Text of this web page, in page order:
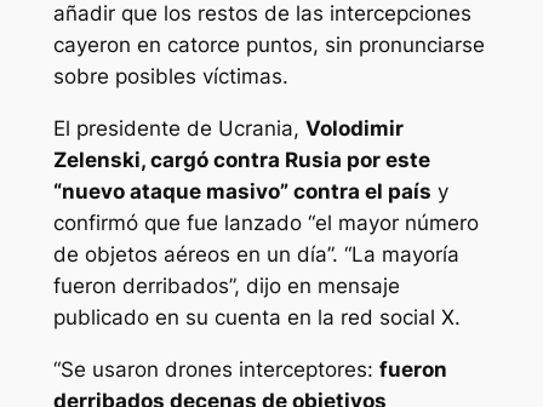
añadir que los restos de las intercepciones
cayeron en catorce puntos, sin pronunciarse
sobre posibles víctimas.
El presidente de Ucrania, Volodimir
Zelenski, cargó contra Rusia por este
“nuevo ataque masivo” contra el país y
confirmó que fue lanzado “el mayor número
de objetos aéreos en un día”. “La mayoría
fueron derribados”, dijo en mensaje
publicado en su cuenta en la red social X.
“Se usaron drones interceptores: fueron
derribados decenas de objetivos